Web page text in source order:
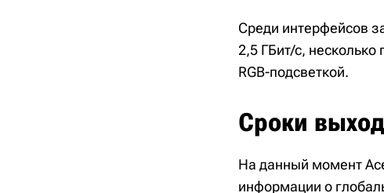
Среди интерфейсов
2,5 ГБит/с,
RGB-подсветкой.
Сроки
На данный момент
информации о